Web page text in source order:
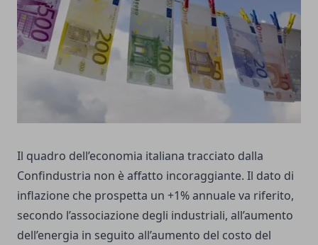
Il quadro dell’economia italiana tracciato dalla
Confindustria non è affatto incoraggiante. Il dato di
inflazione che prospetta un +1% annuale va riferito,
secondo l’associazione degli industriali, all’aumento
dell’energia in seguito all’aumento del costo del